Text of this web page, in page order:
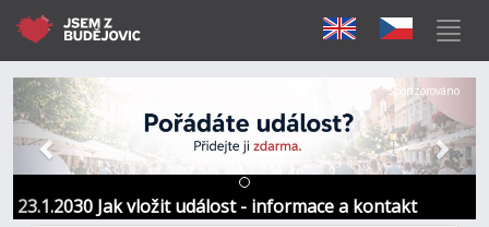
23.1.2030 Jak vložit událost - informace a kontakt
Předchozí Další
Sponzorováno